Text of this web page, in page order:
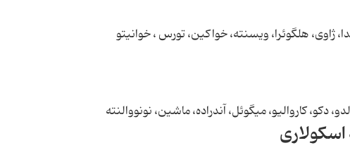
ژاوی، هلگوئرا، ویسنته، خواکین، تورس ، خوانیتو
دکو، کاروالیو، میگوئل، آندراده، ماشین، نونووالنته
اسکولاری